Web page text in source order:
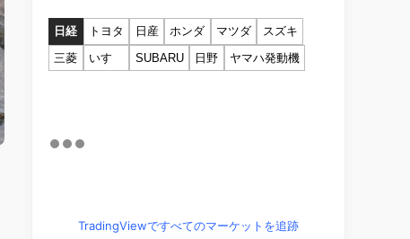
日経 トヨタ 日産 ホンダ マツダ
スズキ
三菱
いすゞ SUBARU 日野 ヤマハ発動機
TradingViewですべてのマーケットを追跡